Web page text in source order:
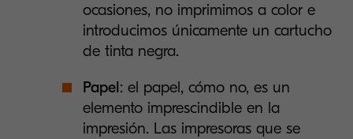
ocasiones, no imprimimos a color e
introducimos únicamente un cartucho
de tinta negra.
Papel: el papel, cómo no, es un
elemento imprescindible en la
impresión. Las impresoras que se